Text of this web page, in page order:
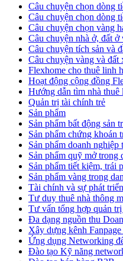
Câu chuyện chọn dòng
Câu chuyện chọn dòng
Câu chuyện chọn vàng
Câu chuyện nhà ở, đất ở
Câu chuyện tích sản và
Câu chuyện vàng và đất
Flexhome cho thuê linh
Hoạt động cộng đồng
Hướng dẫn tìm nhà thuê
Quản trị tài chính trẻ
Sản phẩm
Sản phẩm bất động sản
Sản phẩm chứng khoán
Sản phẩm doanh
Sản phẩm quỹ mở trong
Sản phẩm tiết kiệm, trái
Sản phẩm vàng trong
Tài chính và sự phát
Tư duy thuê nhà thông
Tư vấn tổng hợp quản
Đa dạng nguồn thu
Xây dựng kênh
Ứng dụng Networking
Đào tạo Kỹ năng